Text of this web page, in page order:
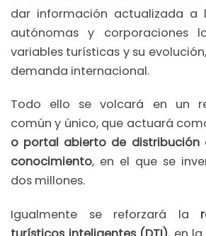
dar información actualizada a
autónomas y corporaciones
variables turísticas y su
demanda internacional.
Todo ello se volcará en un
común y único, que actuará
o portal abierto de distribución
conocimiento, en el que se
dos millones.
Igualmente se reforzará la